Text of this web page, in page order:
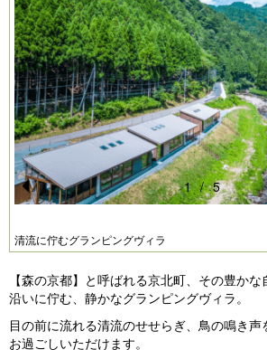
Pr
e
o
u
s
清流に佇むグランピングヴィラ
1 / 5
【森の京都】と呼ばれる京北町、その豊か
沿いに佇む、静かなグランピングヴィラ。
目の前に流れる清流のせせらぎ、鳥の鳴き
お過ごしいただけます。